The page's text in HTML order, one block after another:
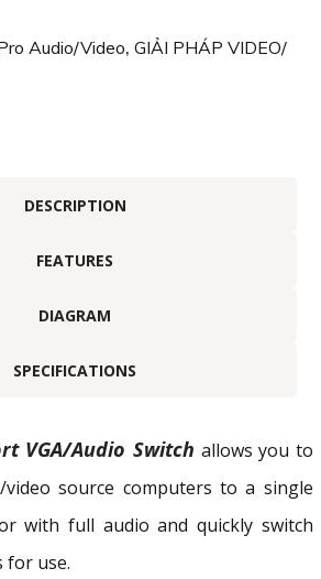
Audio/Video,GIẢI PHÁP VIDEO/
DESCRIPTION
FEATURES
DIAGRAM
SPECIFICATIONS
VGA/Audio Switch allows you to
source computers to a single
with full audio and quickly switch
for use.